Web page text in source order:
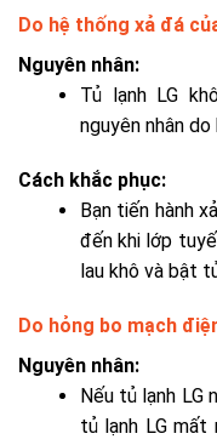
Do hệ thống xả đá
Nguyên nhân:
Tủ lạnh LG
nguyên nhân
Cách khắc phục:
Bạn tiến hành
đến khi lớp
lau khô và bật
Do hỏng bo mạch
Nguyên nhân:
Nếu tủ lạnh LG
tủ lạnh LG mất